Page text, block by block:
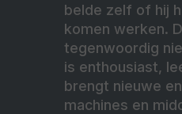
belde zelf of hij
komen werken.
tegenwoordig
is enthousiast,
brengt nieuwe
machines en